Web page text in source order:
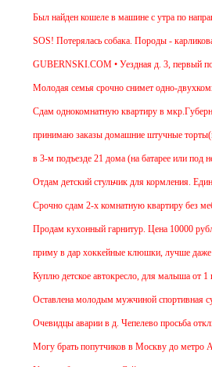
Был найден кошеле в машине с утра по
SOS! Потерялась собака. Породы -
GUBERNSKI.COM • Уездная д. 3, первый
Молодая семья срочно снимет одно-
Cдам однокомнатную квартиру в
принимаю заказы домашние штучные
в 3-м подъезде 21 дома (на батарее или под
Отдам детский стульчик для кормления.
Срочно сдам 2-х комнатную квартиру без
Продам кухонный гарнитур. Цена 10000
приму в дар хоккейные клюшки, лучше даже
Куплю детское автокресло, для малыша от 1
Оставлена молодым мужчиной спортивная
Очевидцы аварии в д. Чепелево просьба
Могу брать попутчиков в Москву до метро